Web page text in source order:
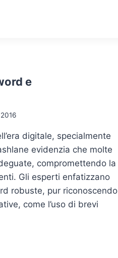
e
digitale, specialmente
evidenzia che molte
compromettendo la
Gli esperti enfatizzano
robuste, pur riconoscendo
come l’uso di brevi